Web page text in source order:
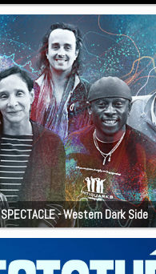
SPECTACLE - Western Dark Side